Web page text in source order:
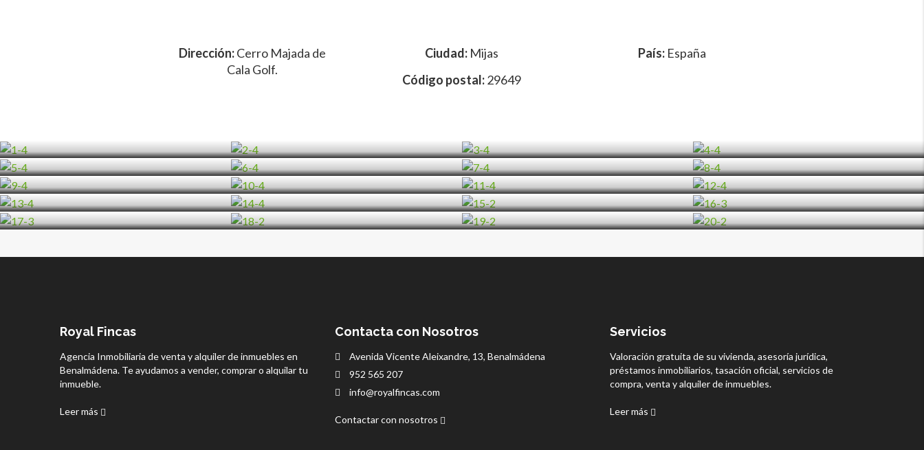
Dirección:Cerro Majada de
Cala Golf.
Ciudad: Mijas
Código postal:29649
País:España
Royal Fincas
Agencia Inmobiliaria de venta y alquiler de inmuebles en
Benalmádena. Te ayudamos a vender, comprar o alquilar tu
inmueble.
Leer más
Contacta con Nosotros
Avenida Vicente Aleixandre, 13, Benalmádena
952 565 207
info@royalfincas.com
Contactar con nosotros
Servicios
Valoración gratuita de su vivienda, asesoría jurídica,
préstamos inmobiliarios, tasación oficial, servicios de
compra, venta y alquiler de inmuebles.
Leer más